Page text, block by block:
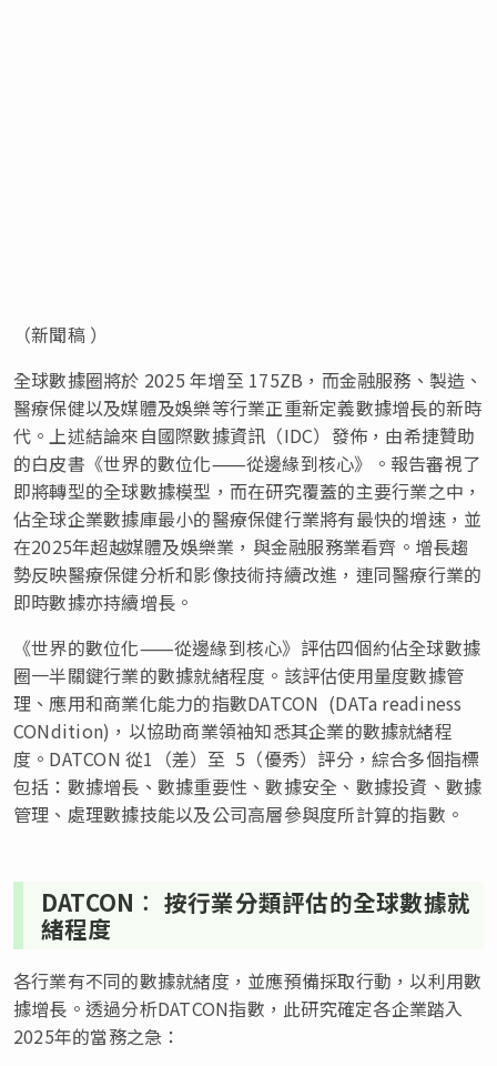
（新聞稿 ）
全球數據圈將於 2025 年增至 175ZB，而金融服務、製造、
醫療保健以及媒體及娛樂等行業正重新定義數據增長的新時
代。上述結論來自國際數據資訊（IDC）發佈，由希捷贊助
的白皮書《世界的數位化⸺從邊緣到核心》。報告審視了
即將轉型的全球數據模型，而在研究覆蓋的主要行業之中，
佔全球企業數據庫最小的醫療保健行業將有最快的增速，並
在2025年超越媒體及娛樂業，與金融服務業看齊。增長趨
勢反映醫療保健分析和影像技術持續改進，連同醫療行業的
即時數據亦持續增長。
《世界的數位化⸺從邊緣到核心》評估四個約佔全球數據
圈一半關鍵行業的數據就緒程度。該評估使用量度數據管
理、應用和商業化能力的指數DATCON (DATa readiness
CONdition)，以協助商業領袖知悉其企業的數據就緒程
度。DATCON 從1（差）至 5（優秀）評分，綜合多個指標
包括：數據增長、數據重要性、數據安全、數據投資、數據
管理、處理數據技能以及公司高層參與度所計算的指數。
DATCON︰ 按行業分類評估的全球數據就
緒程度
各行業有不同的數據就緒度，並應預備採取行動，以利用數
據增長。透過分析DATCON指數，此研究確定各企業踏入
2025年的當務之急：